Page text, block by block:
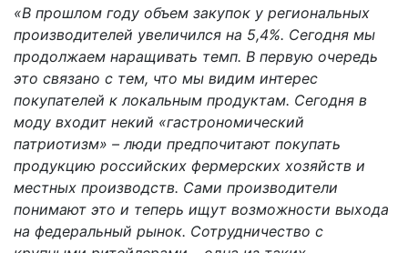
«В прошлом году объем закупок у региональных
производителей увеличился на 5,4%. Сегодня мы
продолжаем наращивать темп. В первую очередь
это связано с тем, что мы видим интерес
покупателей к локальным продуктам. Сегодня в
моду входит некий «гастрономический
патриотизм» – люди предпочитают покупать
продукцию российских фермерских хозяйств и
местных производств. Сами производители
понимают это и теперь ищут возможности выхода
на федеральный рынок. Сотрудничество с